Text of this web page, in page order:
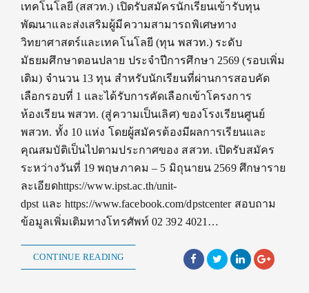
เทคโนโลยี (สสวท.) เปิดรับสมัครนักเรียนเข้ารับทุน
พัฒนาและส่งเสริมผู้มีความสามารถพิเศษทาง
วิทยาศาสตร์และเทคโนโลยี (ทุน พสวท.) ระดับ
มัธยมศึกษาตอนปลาย ประจำปีการศึกษา 2569 (รอบเพิ่ม
เติม) จำนวน 13 ทุน สำหรับนักเรียนที่ผ่านการสอบคัด
เลือกรอบที่ 1 และได้รับการคัดเลือกเข้าโครงการ
ห้องเรียน พสวท. (สู่ความเป็นเลิศ) ของโรงเรียนศูนย์
พสวท. ทั้ง 10 แห่ง โดยผู้สมัครต้องมีผลการเรียนและ
คุณสมบัติเป็นไปตามประกาศของ สสวท. เปิดรับสมัคร
ระหว่างวันที่ 19 พฤษภาคม – 5 มิถุนายน 2569 ศึกษาราย
ละเอียดhttps://www.ipst.ac.th/unit-
dpst และ https://www.facebook.com/dpstcenter สอบถาม
ข้อมูลเพิ่มเติมทางโทรศัพท์ 02 392 4021…
CONTINUE READING